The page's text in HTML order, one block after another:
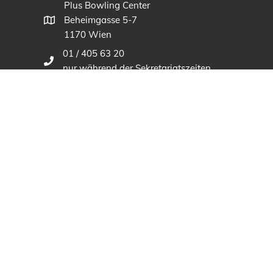
Plus Bowling Center
Beheimgasse 5-7
1170 Wien
01 / 405 63 20
nur während der Sekretariatszeiten